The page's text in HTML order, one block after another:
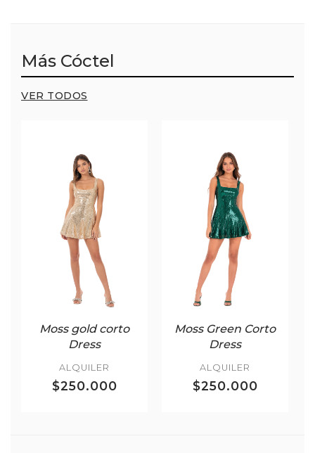
Más Cóctel
VER TODOS
Moss gold corto
Dress
ALQUILER
$250.000
Moss Green Corto
Dress
ALQUILER
$250.000